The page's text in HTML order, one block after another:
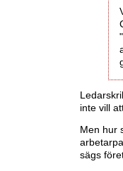
inte vill
Men hur
sägs